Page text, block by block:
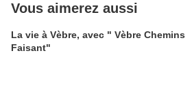
Vous aimerez aussi
La vie à Vèbre, avec " Vèbre Chemins
Faisant"